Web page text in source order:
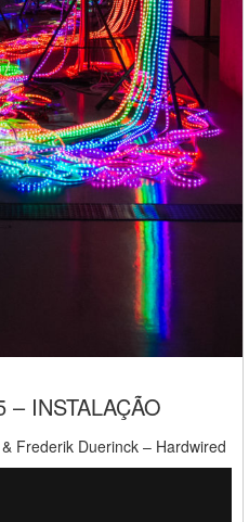
– INSTALAÇÃO
Frederik Duerinck – Hardwired